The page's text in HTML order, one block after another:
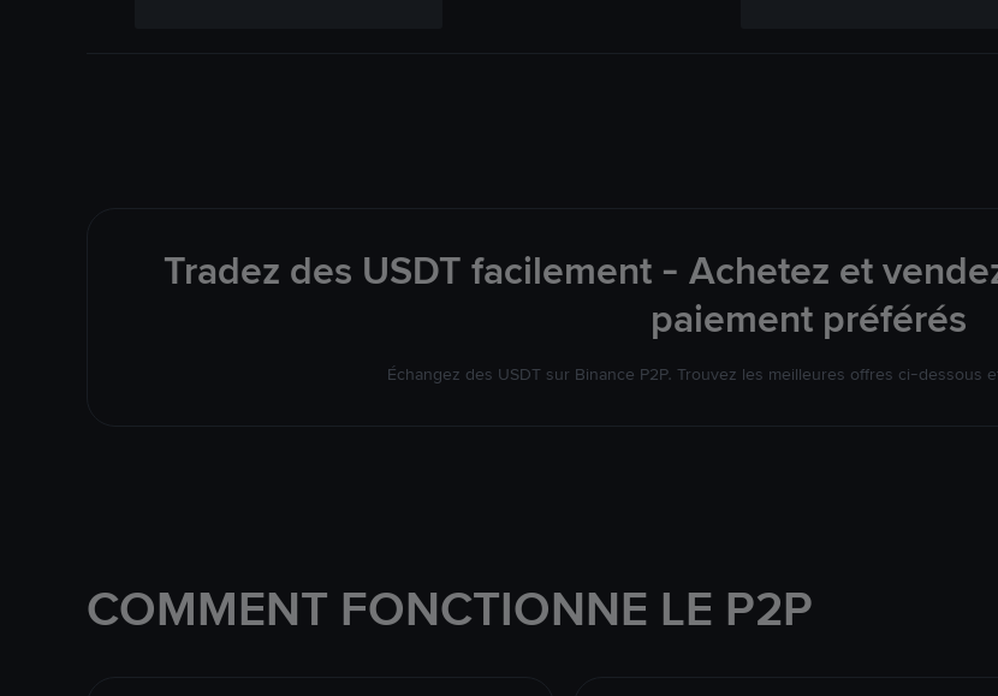
Tradez des USDT facilement - Achetez et
paiement préférés
Échangez des USDT sur Binance P2P. Trouvez les meilleures offres ci-dessous
COMMENT FONCTIONNE LE P2P